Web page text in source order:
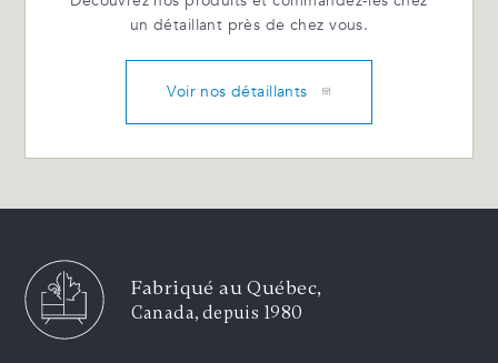
un détaillant près de chez vous.
Voir nos détaillants
Fabriqué au Québec,
Canada, depuis 1980